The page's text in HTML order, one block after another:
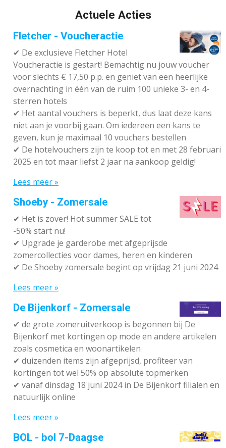
Actuele Acties
Fletcher - Voucheractie
✔ De exclusieve Fletcher Hotel
Voucheractie is gestart! Bemachtig nu jouw voucher
voor slechts € 17,50 p.p. en geniet van een heerlijke
overnachting in één van de ruim 100 unieke 3- en 4-
sterren hotels
✔ Het aantal vouchers is beperkt, dus laat deze kans
niet aan je voorbij gaan. Om iedereen een kans te
geven, kun je maximaal 10 vouchers bestellen
✔ De hotelvouchers zijn te koop tot en met 28 februari
2025 en tot maar liefst 2 jaar na aankoop geldig!
Lees meer »
Shoeby - Zomersale
✔ Het is zover! Hot summer SALE tot
-50% start nu!
✔ Upgrade je garderobe met afgeprijsde
zomercollecties voor dames, heren en kinderen
✔ De Shoeby zomersale begint op vrijdag 21 juni 2024
Lees meer »
De Bijenkorf - Zomersale
✔ de grote zomeruitverkoop is begonnen bij De
Bijenkorf met kortingen op mode en andere artikelen
zoals cosmetica en woonartikelen
✔ duizenden items zijn afgeprijsd, profiteer van
kortingen tot wel 50% op absolute topmerken
✔ vanaf dinsdag 18 juni 2024 in De Bijenkorf filialen en
natuurlijk online
Lees meer »
BOL - bol 7-Daagse